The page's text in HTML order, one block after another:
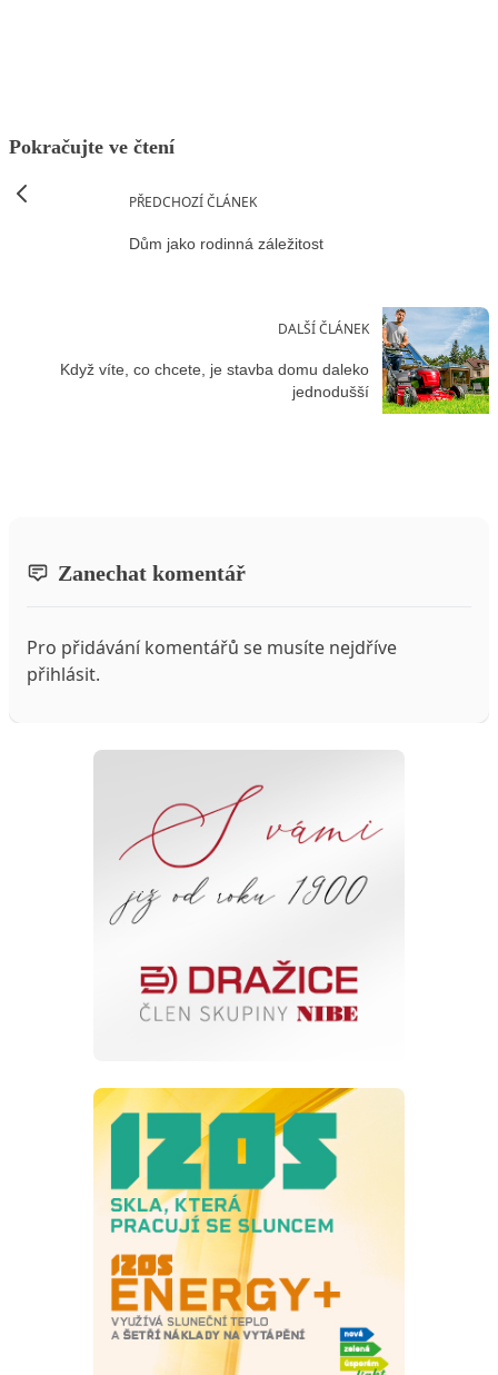
Pokračujte ve čtení
PŘEDCHOZÍ ČLÁNEK
Dům jako rodinná záležitost
DALŠÍ ČLÁNEK
Když víte, co chcete, je stavba domu daleko
jednodušší
Zanechat komentář
Pro přidávání komentářů se musíte nejdříve
přihlásit.